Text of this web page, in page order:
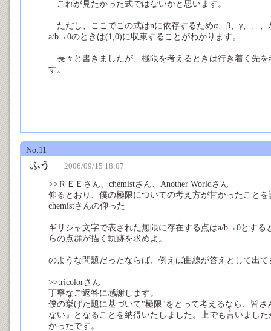
これが見たかった式ではないかと思います。
ただし、ここでこの式はnに依存するためα、β、γ、、
a/b→0のときは(1,0)に収束することがわかります。
長々と書きましたが、極限を考えるときは行き着く先
す。
No.11
ふう 2006/09/15 18:07
>>ＲＥＥさん、chemistさん、Another Worldさん
仰るとおり、僕の極限についての考え方が甘かったこと
chemistさんの仰った
ギリシャ文字で表された無限に存在する点はa/b→0とする
らの点群が描く軌跡を求めよ。
のような問題だったならば、例えば曲線が答えとして出
>>tricolorさん
丁寧なご返答に感謝します。
僕の挙げた題に基づいて"極限"をとって考えるなら、皆
ない』となることを納得いたしました。上でも言いまし
かったです。